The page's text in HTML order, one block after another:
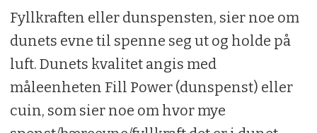
Fyllkraften eller dunspensten, sier noe om
dunets evne til spenne seg ut og holde på
luft. Dunets kvalitet angis med
måleenheten Fill Power (dunspenst) eller
cuin, som sier noe om hvor mye